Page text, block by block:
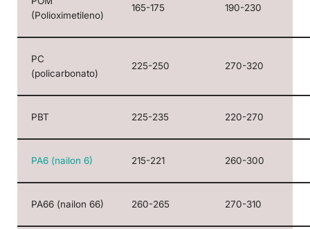
(Polioximetileno)
165-175 190-230
PC
(policarbonato)
225-250 270-320
PBT 225-235 220-270
PA6 (nailon 6) 215-221 260-300
PA66 (nailon 66) 260-265 270-310